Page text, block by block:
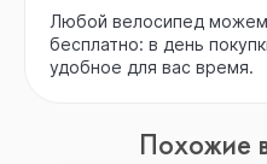
Любой велосипед можем
бесплатно: в день
удобное для вас время.
Похожие